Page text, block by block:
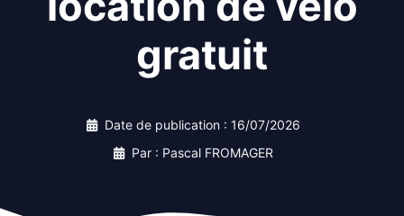
gratuit
Date de publication : 16/07/2026
Par : Pascal FROMAGER